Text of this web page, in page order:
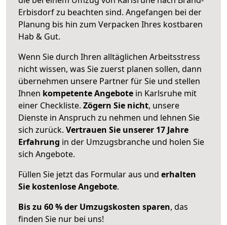
Erbisdorf zu beachten sind. Angefangen bei der
Planung bis hin zum Verpacken Ihres kostbaren
Hab & Gut.
Wenn Sie durch Ihren alltäglichen Arbeitsstress
nicht wissen, was Sie zuerst planen sollen, dann
übernehmen unsere Partner für Sie und stellen
Ihnen kompetente Angebote in Karlsruhe mit
einer Checkliste. Zögern Sie nicht, unsere
Dienste in Anspruch zu nehmen und lehnen Sie
sich zurück. Vertrauen Sie unserer 17 Jahre
Erfahrung in der Umzugsbranche und holen Sie
sich Angebote.
Füllen Sie jetzt das Formular aus und erhalten
Sie kostenlose Angebote.
Bis zu 60 % der Umzugskosten sparen, das
finden Sie nur bei uns!